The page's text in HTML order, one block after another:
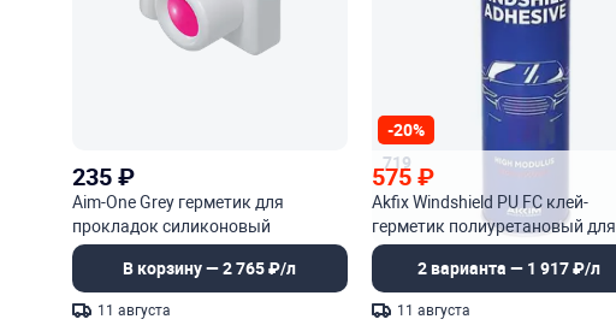
235₽
Aim-One Grey герметик для
прокладок силиконовый
высокотемпературный
В корзину — 2 765 ₽/л
11 августа
-20%
719
575₽
Akfix Windshield PU FC клей-
герметик полиуретановый для
лобового стекла
2 варианта — 1 917 ₽/л
11 августа